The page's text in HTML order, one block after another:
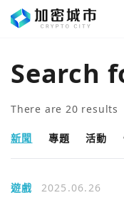
Search
There are 20 results
新聞 專題 活動
遊戲 2025.06.26